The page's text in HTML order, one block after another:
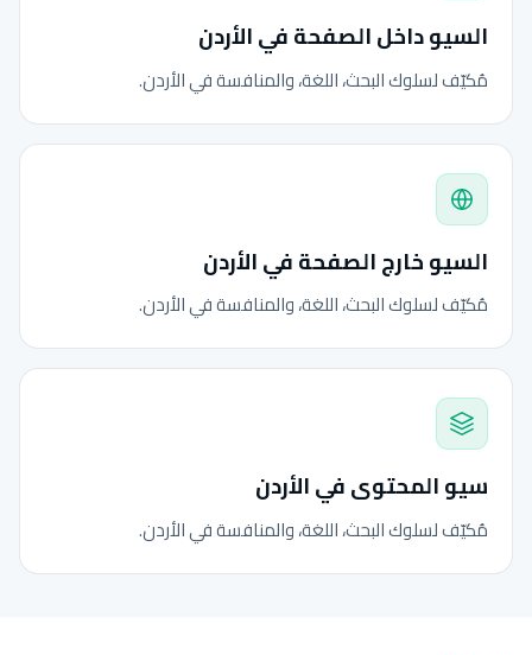
السيو داخل الصفحة في الأردن
مُكيّف لسلوك البحث، اللغة، والمنافسة في الأردن.
السيو خارج الصفحة في الأردن
مُكيّف لسلوك البحث، اللغة، والمنافسة في الأردن.
سيو المحتوى في الأردن
مُكيّف لسلوك البحث، اللغة، والمنافسة في الأردن.